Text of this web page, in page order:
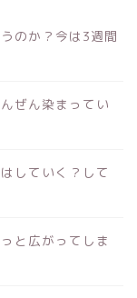
のか？今は3週間
ぜん染まってい
していく？して
と広がってしま